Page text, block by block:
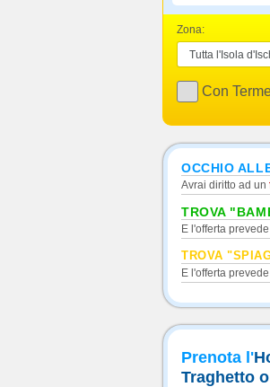
Zona:
Con
OCCHIO
Avrai diritto ad un
TROVA
E l'offerta
TROVA
E l'offerta
Prenota l'
Traghetto